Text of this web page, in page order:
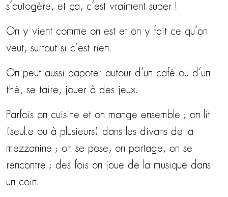
s’autogère, et ça, c’est vraiment super !
On y vient comme on est et on y fait ce qu’on
veut, surtout si c’est rien.
On peut aussi papoter autour d’un café ou d’un
thé, se taire, jouer à des jeux.
Parfois on cuisine et on mange ensemble ; on lit
(seul.e ou à plusieurs) dans les divans de la
mezzanine ; on se pose, on partage, on se
rencontre ; des fois on joue de la musique dans
un coin.